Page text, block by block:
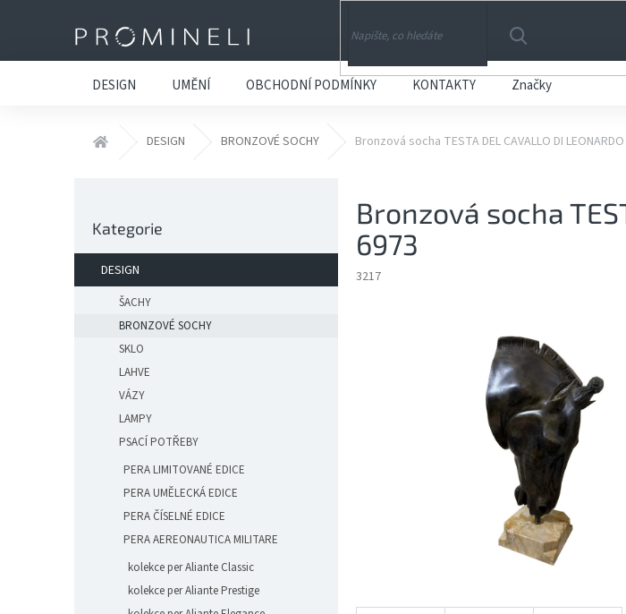
HLEDAT
DESIGN UMĚNÍ OBCHODNÍ PODMÍNKY KONTAKTY Značky
Domů DESIGN BRONZOVÉ SOCHY Bronzová socha TESTA DEL CAVALLO DI
a
kategorie
Kategorie
DESIGN
ŠACHY
BRONZOVÉ SOCHY
SKLO
LAHVE
VÁZY
LAMPY
PSACÍ POTŘEBY
PERA LIMITOVANÉ EDICE
PERA UMĚLECKÁ EDICE
PERA ČÍSELNÉ EDICE
PERA AEREONAUTICA MILITARE
kolekce per Aliante Classic
kolekce per Aliante Prestige
Bronzová socha
6973
3217